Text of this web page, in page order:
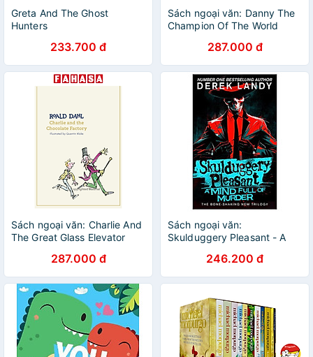
Greta And The Ghost
Hunters
233.700 đ
Sách ngoại văn: Danny The
Champion Of The World
287.000 đ
Sách ngoại văn: Charlie And
The Great Glass Elevator
287.000 đ
Sách ngoại văn:
Skulduggery Pleasant - A
246.200 đ